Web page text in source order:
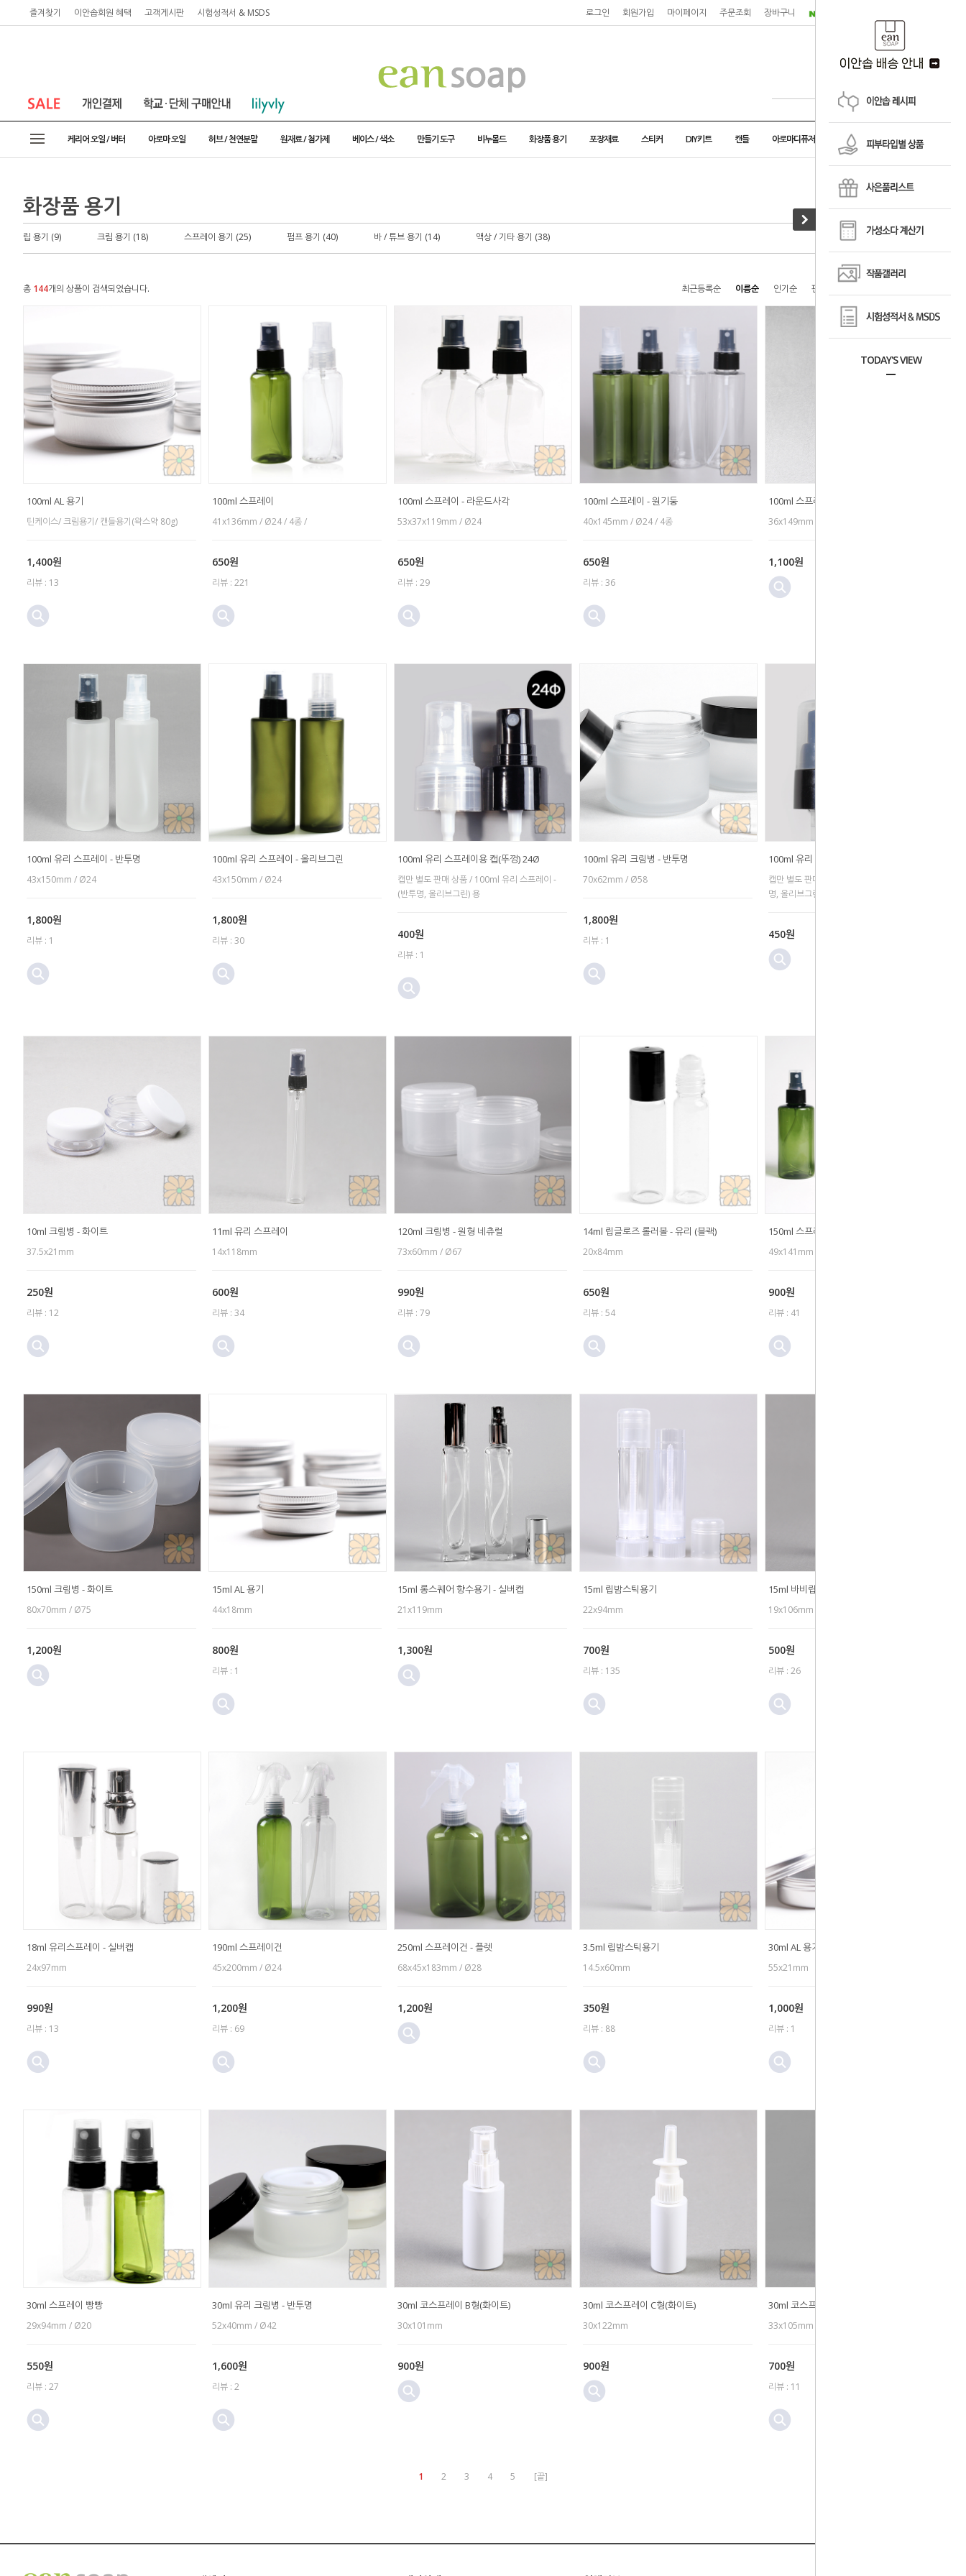
TODAY'S VIEW
즐겨찾기 이안솝회원 혜택 고객게시판 시험성적서 & MSDS 로그인 회원가입 마이페이지 주문조회 장바구니
케리어 오일 / 버터 아로마 오일 허브 / 천연분말 원재료 / 첨가제 베이스 / 색소 만들기 도구 비누몰드 화장품 용기 포장재료 스티커 DIY키트 캔들 아로마디퓨저
화장품 용기
립 용기 (9) 크림 용기 (18) 스프레이 용기 (25) 펌프 용기 (40) 바 / 튜브 용기 (14) 액상 / 기타 용기 (38)
총 144개의 상품이 검색되었습니다. 최근등록순 이름순 인기순 판매순
100ml AL 용기
틴케이스/ 크림용기/ 캔들용기(왁스약 80g)
1,400원
리뷰 : 13
100ml 스프레이
41x136mm / Ø24 / 4종 /
650원
리뷰 : 221
100ml 스프레이 - 라운드사각
53x37x119mm / Ø24
650원
리뷰 : 29
100ml 스프레이 - 원기둥
40x145mm / Ø24 / 4종
650원
리뷰 : 36
100ml 스프레이 - 일체형(화이트캡)
36x149mm
1,100원
100ml 유리 스프레이 - 반투명
43x150mm / Ø24
1,800원
리뷰 : 1
100ml 유리 스프레이 - 올리브그린
43x150mm / Ø24
1,800원
리뷰 : 30
100ml 유리 스프레이용 캡(뚜껑) 24Ø
캡만 별도 판매 상품 / 100ml 유리 스프레이 -
(반투명, 올리브그린) 용
400원
리뷰 : 1
100ml 유리 크림병 - 반투명
70x62mm / Ø58
1,800원
리뷰 : 1
100ml 유리 펌프용 캡(뚜껑) 24Ø
캡만 별도 판매 상품 / 100ml 유리 펌프 - (반투
명, 올리브그린) 용
450원
10ml 크림병 - 화이트
37.5x21mm
250원
리뷰 : 12
11ml 유리 스프레이
14x118mm
600원
리뷰 : 34
120ml 크림병 - 원형 네츄럴
73x60mm / Ø67
990원
리뷰 : 79
14ml 립글로즈 롤러볼 - 유리 (블랙)
20x84mm
650원
리뷰 : 54
150ml 스프레이 - 빵빵
49x141mm / Ø24
900원
리뷰 : 41
150ml 크림병 - 화이트
80x70mm / Ø75
1,200원
15ml AL 용기
44x18mm
800원
리뷰 : 1
15ml 롱스퀘어 향수용기 - 실버캡
21x119mm
1,300원
15ml 립밤스틱용기
22x94mm
700원
리뷰 : 135
15ml 바비립튜브
19x106mm
500원
리뷰 : 26
18ml 유리스프레이 - 실버캡
24x97mm
990원
리뷰 : 13
190ml 스프레이건
45x200mm / Ø24
1,200원
리뷰 : 69
250ml 스프레이건 - 플렛
68x45x183mm / Ø28
1,200원
3.5ml 립밤스틱용기
14.5x60mm
350원
리뷰 : 88
30ml AL 용기
55x21mm
1,000원
리뷰 : 1
30ml 스프레이 빵빵
29x94mm / Ø20
550원
리뷰 : 27
30ml 유리 크림병 - 반투명
52x40mm / Ø42
1,600원
리뷰 : 2
30ml 코스프레이 B형(화이트)
30x101mm
900원
30ml 코스프레이 C형(화이트)
30x122mm
900원
30ml 코스프레이 D형
33x105mm
700원
리뷰 : 11
1 2 3 4 5 [끝]